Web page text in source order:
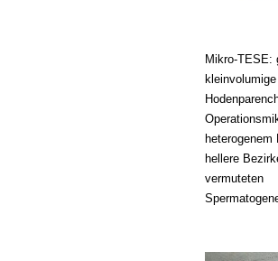
Mikro-TESE:
heterogenem
hellere
vermuteten